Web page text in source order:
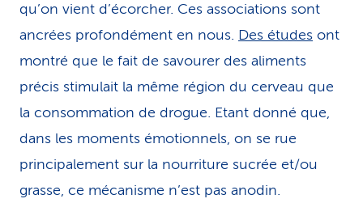
qu’on vient d’écorcher. Ces associations sont
ancrées profondément en nous. Des études ont
montré que le fait de savourer des aliments
précis stimulait la même région du cerveau que
la consommation de drogue. Etant donné que,
dans les moments émotionnels, on se rue
principalement sur la nourriture sucrée et/ou
grasse, ce mécanisme n’est pas anodin.